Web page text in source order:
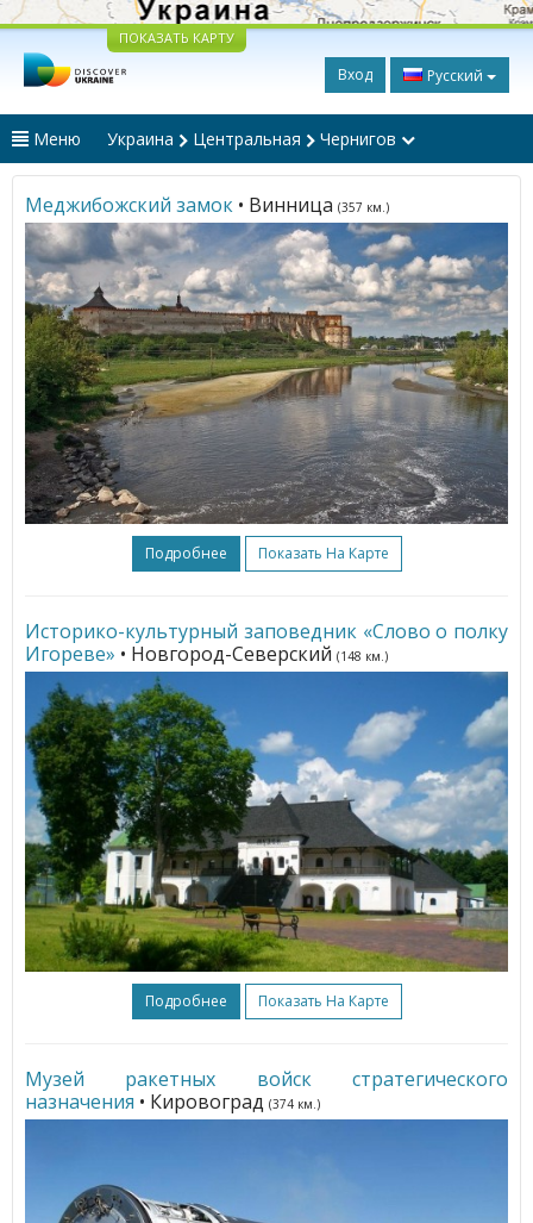
ПОКАЗАТЬ КАРТУ
Вход Русский
Меню Украина Центральная Чернигов
Меджибожский замок • Винница (357 км.)
Подробнее Показать На Карте
Историко-культурный заповедник «Слово о полку
Игореве» • Новгород-Северский (148 км.)
Подробнее Показать На Карте
Музей ракетных войск стратегического
назначения • Кировоград (374 км.)